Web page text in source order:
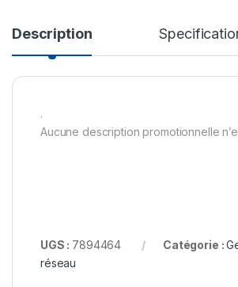
Description
.
Aucune description promotionnelle
UGS : 7894464 Catégorie :
réseau